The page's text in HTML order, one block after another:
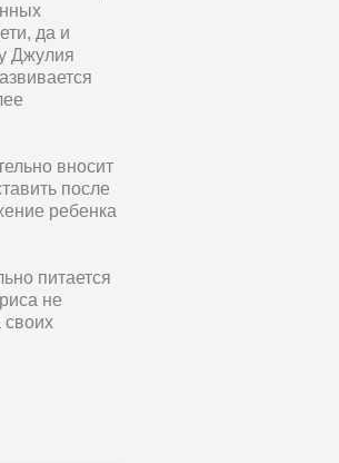
да и
Джулия
вносит
после
ребенка
питается
не